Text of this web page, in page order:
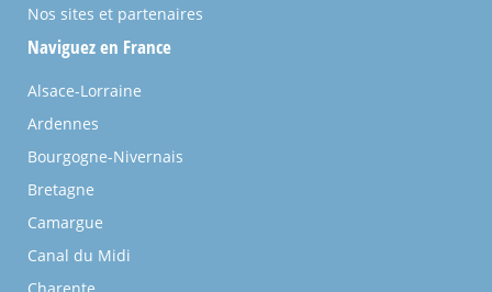
Nos sites et partenaires
Naviguez en France
Alsace-Lorraine
Ardennes
Bourgogne-Nivernais
Bretagne
Camargue
Canal du Midi